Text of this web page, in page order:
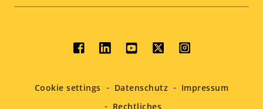
Social
menu
Cookie settings Datenschutz
Impressum
Rechtliches